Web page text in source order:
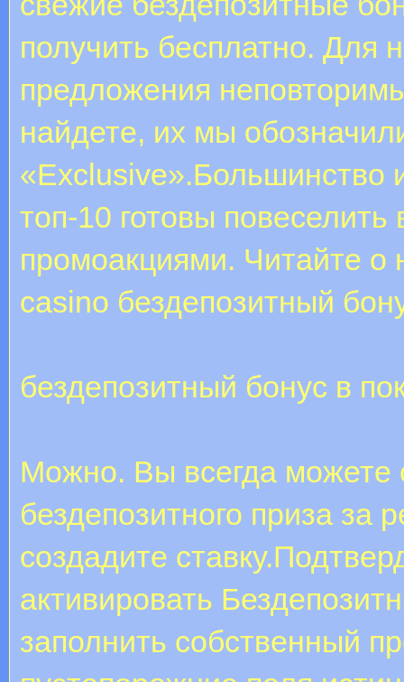
получить бесплатно. Для
предложения
найдете, их мы
«Exclusive».Большинство
топ-10 готовы
промоакциями. Читайте о
casino бездепозитный
бездепозитный бонус в
Можно. Вы всегда можете
бездепозитного приза за
создадите
активировать
заполнить собственный